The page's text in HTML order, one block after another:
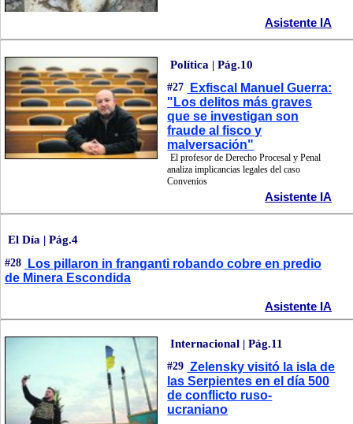
Asistente IA
Política | Pág.10
#27
Exfiscal Manuel Guerra:
"Los delitos más graves
que se investigan son
fraude al fisco y
malversación"
El profesor de Derecho Procesal y Penal
analiza implicancias legales del caso
Convenios
Asistente IA
El Día | Pág.4
#28
Los pillaron in franganti robando cobre en predio
de Minera Escondida
Asistente IA
Internacional | Pág.11
#29 Zelensky visitó la isla de
las Serpientes en el día 500
de conflicto ruso-
ucraniano